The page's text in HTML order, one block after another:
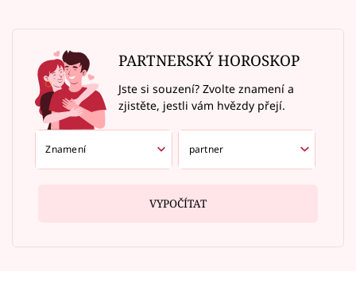
PARTNERSKÝ HOROSKOP
Jste si souzení? Zvolte znamení a
zjistěte, jestli vám hvězdy přejí.
VYPOČÍTAT